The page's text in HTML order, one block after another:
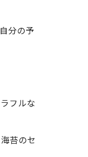
分の予
フルな
苔のセ